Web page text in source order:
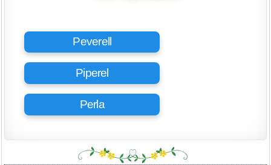
Peverell
Piperel
Perla